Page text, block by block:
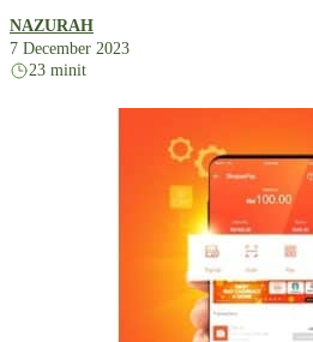
NAZURAH
7 December 2023
23 minit